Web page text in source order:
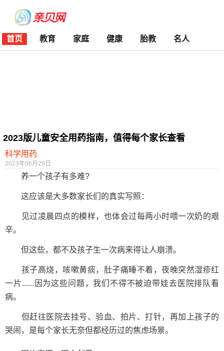
首页 教育 家庭 健康 胎教 名人
2023版儿童安全用药指南，值得每个家长查看
科学用药
2023年06月29日
养一个孩子有多难?
这应该是大多数家长们的真实写照：
见过凌晨四点的模样，也体会过每两小时喂一次奶的艰
辛。
但这些，都不及孩子生一次病来得让人崩溃。
孩子高烧，咳嗽黄痰，肚子痛睡不着，夜晚突然湿疹红
一片......因为这些问题，我们不得不被迫带娃去医院排队看
病。
但赶往医院去挂号、验血、拍片、打针，再加上孩子的
哭闹，是每个家长无奈但都经历过的焦虑场景。